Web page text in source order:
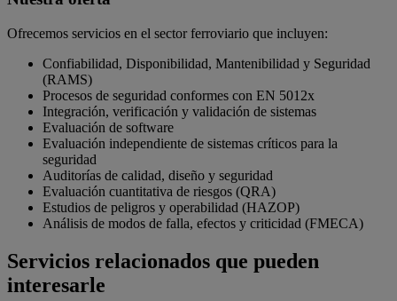
Ofrecemos servicios en el sector ferroviario que incluyen:
Confiabilidad, Disponibilidad, Mantenibilidad y Seguridad
(RAMS)
Procesos de seguridad conformes con EN 5012x
Integración, verificación y validación de sistemas
Evaluación de software
Evaluación independiente de sistemas críticos para la
seguridad
Auditorías de calidad, diseño y seguridad
Evaluación cuantitativa de riesgos (QRA)
Estudios de peligros y operabilidad (HAZOP)
Análisis de modos de falla, efectos y criticidad (FMECA)
Servicios relacionados que pueden
interesarle